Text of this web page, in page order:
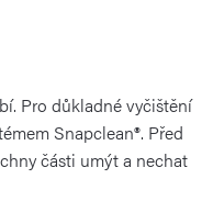
Pro důkladné vyčištění
Snapclean®. Před
části umýt a nechat